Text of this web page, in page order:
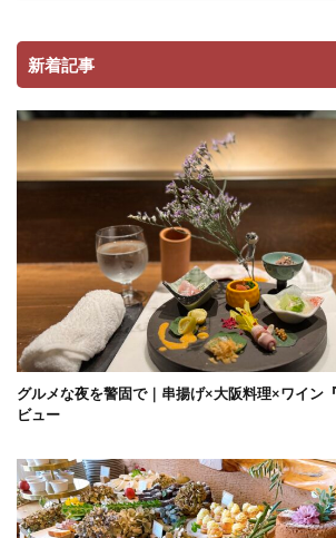
新着記事
グルメな夜を警固で｜串揚げ×大阪料理×ワイン
ビュー